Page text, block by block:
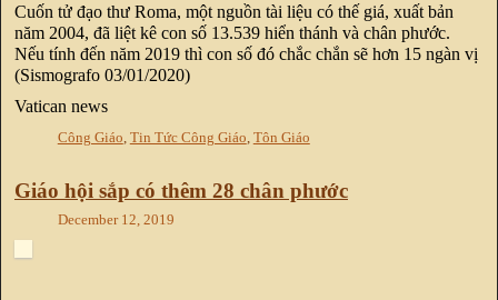
Cuốn tử đạo thư Roma, một nguồn tài liệu có thế giá, xuất bản
năm 2004, đã liệt kê con số 13.539 hiển thánh và chân phước.
Nếu tính đến năm 2019 thì con số đó chắc chắn sẽ hơn 15 ngàn vị
(Sismografo 03/01/2020)
Vatican news
Công Giáo Tin Tức Công Giáo Tôn Giáo
Giáo hội sắp có thêm 28 chân phước
December 12, 2019